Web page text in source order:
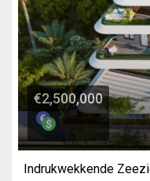
€2,500,000